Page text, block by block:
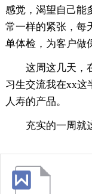
感觉，渴望自己能
常一样的紧张，每
单体检，为客户做
这周这几天，
习生交流我在xx这
人寿的产品。
充实的一周就